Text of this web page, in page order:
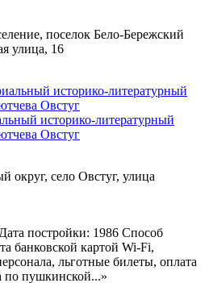
поселок Бело-Бережский
улица, 16
историко-литературный
Овстуг
округ, село Овстуг, улица
постройки: 1986 Способ
банковской картой Wi-Fi,
льготные билеты, оплата
по пушкинской...»